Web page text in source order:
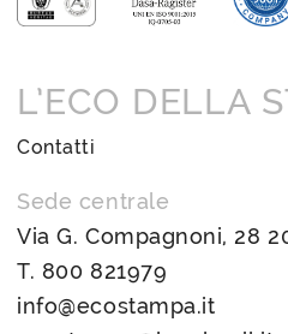
L’ECO DELLA
Contatti
Sede centrale
Via G. Compagnoni, 28
T. 800 821979
info@ecostampa.it